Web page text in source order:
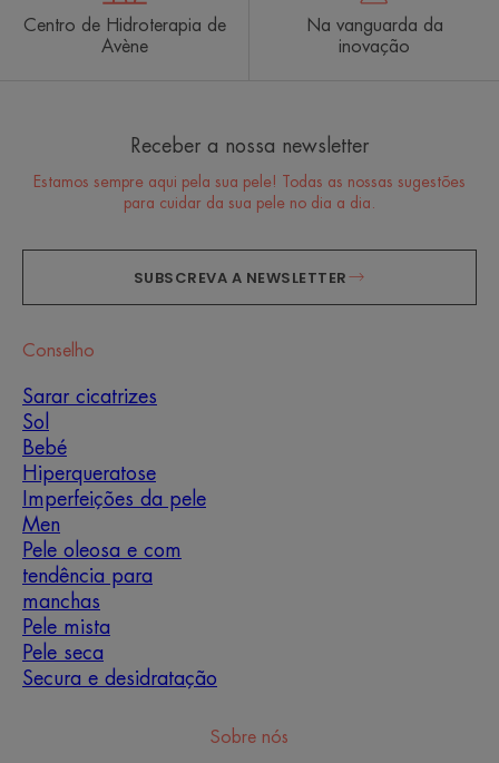
Centro de Hidroterapia de
Avène
Na vanguarda da
inovação
Receber a nossa newsletter
Estamos sempre aqui pela sua pele! Todas as nossas sugestões
para cuidar da sua pele no dia a dia.
SUBSCREVA A NEWSLETTER
Conselho
Sarar cicatrizes
Sol
Bebé
Hiperqueratose
Imperfeições da pele
Men
Pele oleosa e com
tendência para
manchas
Pele mista
Pele seca
Secura e desidratação
Sobre nós